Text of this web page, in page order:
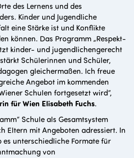
des Lernens und des
Kinder und Jugendliche
eine Stärke ist und Konflikte
können. Das Programm „Respekt-
kinder- und jugendlichengerecht
Schülerinnen und Schüler,
gleichermaßen. Ich freue
Angebot im kommenden
Schulen fortgesetzt wird“,
für Wien Elisabeth Fuchs.
Schule als Gesamtsystem
Eltern mit Angeboten adressiert. In
unterschiedliche Formate für
von